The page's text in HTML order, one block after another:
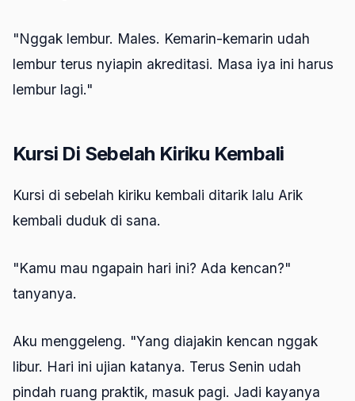
"Nggak lembur. Males. Kemarin-kemarin udah
lembur terus nyiapin akreditasi. Masa iya ini harus
lembur lagi."
Kursi Di Sebelah Kiriku Kembali
Kursi di sebelah kiriku kembali ditarik lalu Arik
kembali duduk di sana.
"Kamu mau ngapain hari ini? Ada kencan?"
tanyanya.
Aku menggeleng. "Yang diajakin kencan nggak
libur. Hari ini ujian katanya. Terus Senin udah
pindah ruang praktik, masuk pagi. Jadi kayanya